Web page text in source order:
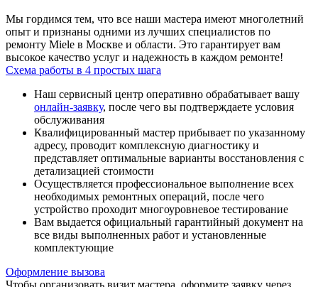
Мы гордимся тем, что все наши мастера имеют многолетний
опыт и признаны одними из лучших специалистов по
ремонту Miele в Москве и области. Это гарантирует вам
высокое качество услуг и надежность в каждом ремонте!
Схема работы в 4 простых шага
Наш сервисный центр оперативно обрабатывает вашу
онлайн-заявку, после чего вы подтверждаете условия
обслуживания
Квалифицированный мастер прибывает по указанному
адресу, проводит комплексную диагностику и
представляет оптимальные варианты восстановления с
детализацией стоимости
Осуществляется профессиональное выполнение всех
необходимых ремонтных операций, после чего
устройство проходит многоуровневое тестирование
Вам выдается официальный гарантийный документ на
все виды выполненных работ и установленные
комплектующие
Оформление вызова